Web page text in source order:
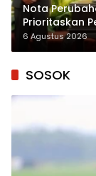
Nota
Prioritaskan
Penyelesaian
6 Agustus 2026
SOSOK